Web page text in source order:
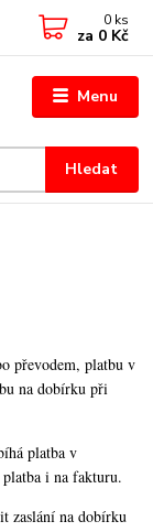
Menu
Hledat
0 ks
za 0 Kč
převodem, platbu v
na dobírku při
platba v
i na fakturu.
zaslání na dobírku